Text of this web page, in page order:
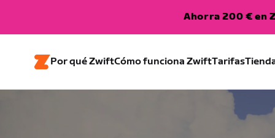
Ahorra 200 € en
Por qué ZwiftCómo funciona ZwiftTarifas